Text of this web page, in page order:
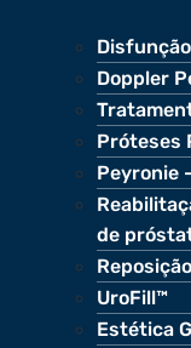
Doppler
Próteses
Peyronie
de
UroFill™
Estética